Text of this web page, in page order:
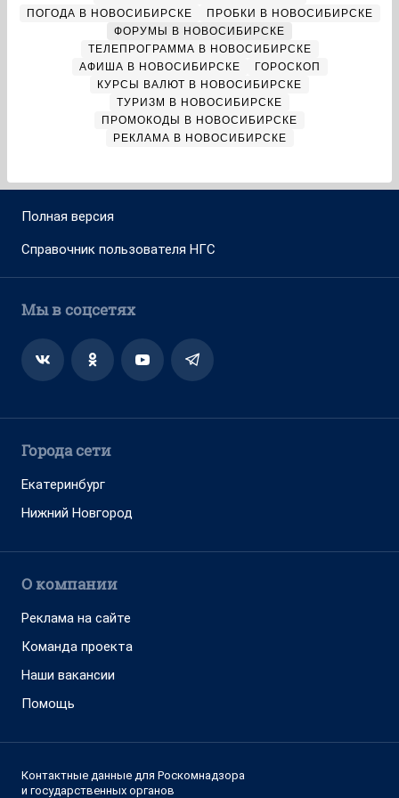
ПОГОДА В НОВОСИБИРСКЕ
ПРОБКИ В НОВОСИБИРСКЕ
ФОРУМЫ В НОВОСИБИРСКЕ
ТЕЛЕПРОГРАММА В НОВОСИБИРСКЕ
АФИША В НОВОСИБИРСКЕ
ГОРОСКОП
КУРСЫ ВАЛЮТ В НОВОСИБИРСКЕ
ТУРИЗМ В НОВОСИБИРСКЕ
ПРОМОКОДЫ В НОВОСИБИРСКЕ
РЕКЛАМА В НОВОСИБИРСКЕ
Полная версия
Справочник пользователя НГС
Мы в соцсетях
Города сети
Екатеринбург
Нижний Новгород
О компании
Реклама на сайте
Команда проекта
Наши вакансии
Помощь
Контактные данные для Роскомнадзора
и государственных органов